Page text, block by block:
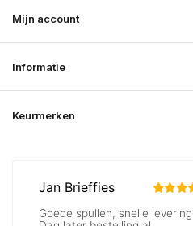
Mijn account
Informatie
Keurmerken